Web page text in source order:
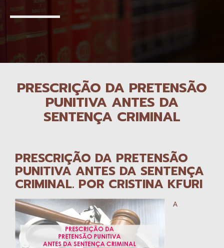
PRESCRIÇÃO DA PRETENSÃO
PUNITIVA ANTES DA
SENTENÇA CRIMINAL
PRESCRIÇÃO DA PRETENSÃO
PUNITIVA ANTES DA SENTENÇA
CRIMINAL. POR CRISTINA KFURI
A